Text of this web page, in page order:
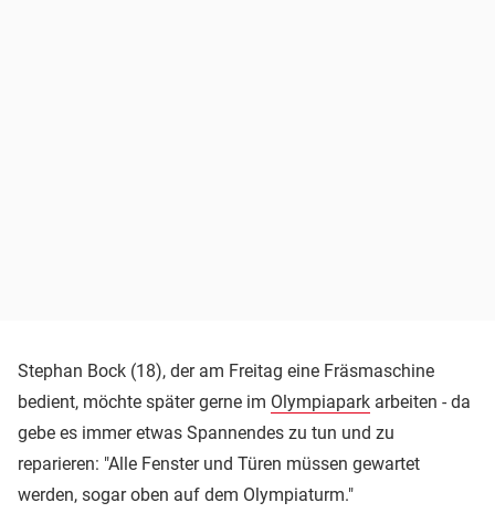
Stephan Bock (18), der am Freitag eine Fräsmaschine
bedient, möchte später gerne im Olympiapark arbeiten - da
gebe es immer etwas Spannendes zu tun und zu
reparieren: "Alle Fenster und Türen müssen gewartet
werden, sogar oben auf dem Olympiaturm."